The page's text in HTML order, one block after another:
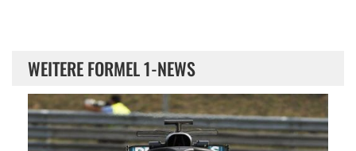
WEITERE FORMEL 1-NEWS